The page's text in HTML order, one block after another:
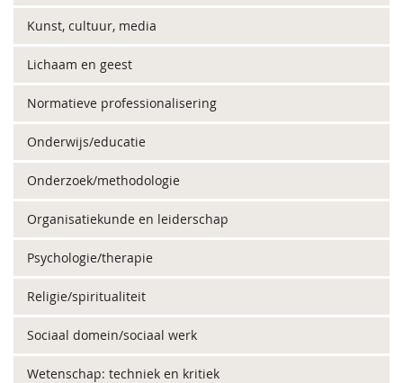
Kunst, cultuur, media
Lichaam en geest
Normatieve professionalisering
Onderwijs/educatie
Onderzoek/methodologie
Organisatiekunde en leiderschap
Psychologie/therapie
Religie/spiritualiteit
Sociaal domein/sociaal werk
Wetenschap: techniek en kritiek